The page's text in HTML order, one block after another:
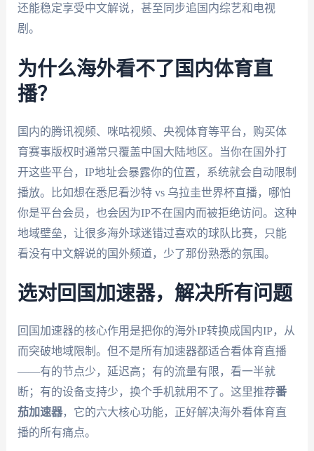
还能稳定享受中文解说，甚至同步追国内综艺和电视
剧。
为什么海外看不了国内体育直
播？
国内的腾讯视频、咪咕视频、央视体育等平台，购买体
育赛事版权时通常只覆盖中国大陆地区。当你在国外打
开这些平台，IP地址会暴露你的位置，系统就会自动限制
播放。比如想在悉尼看沙特 vs 乌拉圭世界杯直播，哪怕
你是平台会员，也会因为IP不在国内而被拒绝访问。这种
地域壁垒，让很多海外球迷错过喜欢的球队比赛，只能
看没有中文解说的国外频道，少了那份熟悉的氛围。
选对回国加速器，解决所有问题
回国加速器的核心作用是把你的海外IP转换成国内IP，从
而突破地域限制。但不是所有加速器都适合看体育直播
——有的节点少，延迟高；有的流量有限，看一半就
断；有的设备支持少，换个手机就用不了。这里推荐番
茄加速器，它的六大核心功能，正好解决海外看体育直
播的所有痛点。